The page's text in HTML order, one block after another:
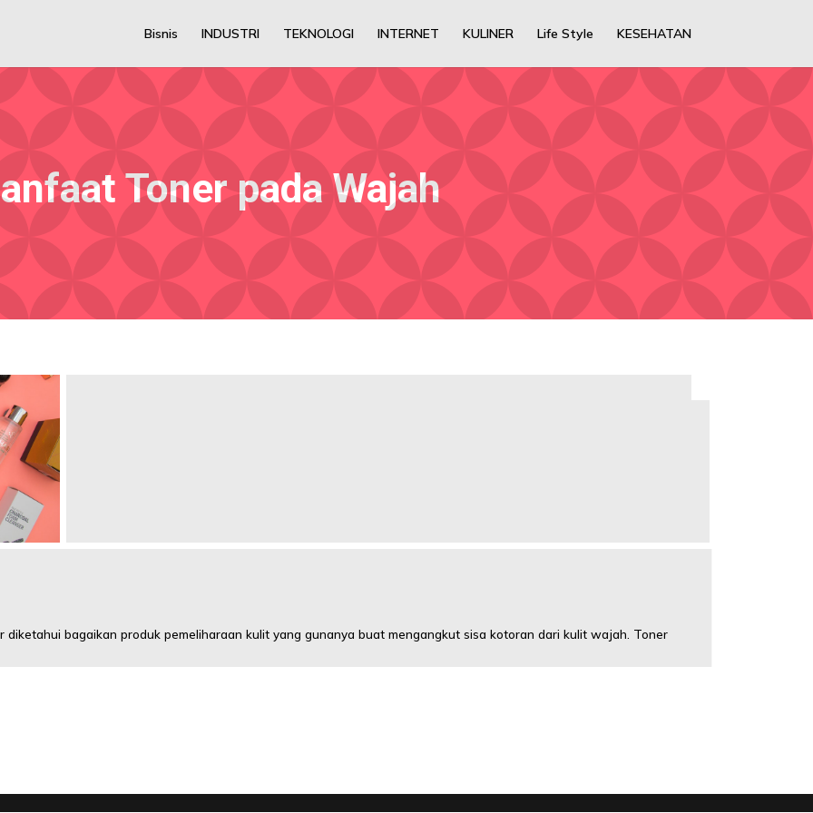
Bisnis INDUSTRI TEKNOLOGI INTERNET KULINER Life Style KESEHATAN
Toner pada Wajah
bagaikan produk pemeliharaan kulit yang gunanya buat mengangkut sisa kotoran dari kulit wajah. Toner